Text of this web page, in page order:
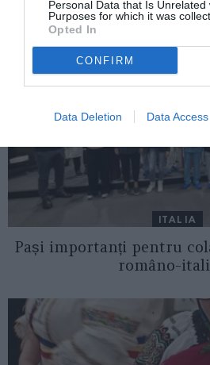
Personal Data that Is Unrelated
Purposes for which it was
Opted In
CONFIRM
Data Deletion Data Access
ITALIA
Pași importanți pentru
româno-